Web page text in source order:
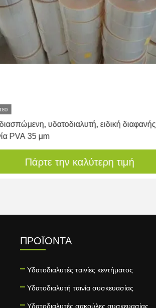
υδατοδιαλυτή, ειδική διαφανής
PVA 35 μm
Πάρτε την καλύτερη τιμή
ΠΡΟΪΌΝΤΑ
Υδατοδιαλυτές ταινίες κεντήματος
Υδατοδιαλυτή ταινία συσκευασίας
Υδατοδιαλυτές σακούλες συσκευασίας